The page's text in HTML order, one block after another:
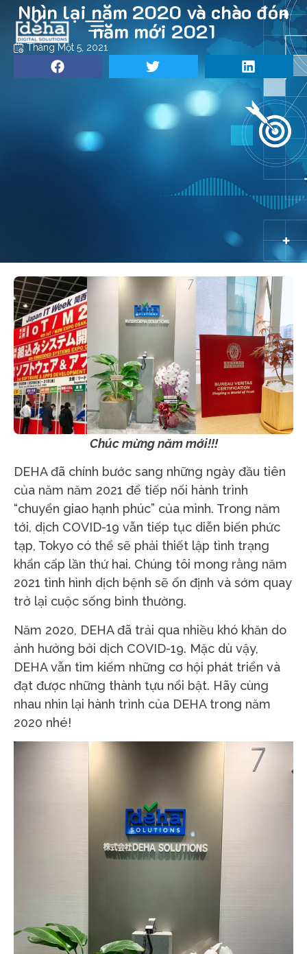
Nhìn lại năm 2020 và chào đón
năm mới 2021
Tháng Một 5, 2021
Chúc mừng năm mới!!!
DEHA đã chính bước sang những ngày đầu tiên
của năm năm 2021 để tiếp nối hành trình
“chuyển giao hạnh phúc” của mình. Trong năm
tới, dịch COVID-19 vẫn tiếp tục diễn biến phức
tạp, Tokyo có thể sẽ phải thiết lập tình trạng
khẩn cấp lần thứ hai. Chúng tôi mong rằng năm
2021 tình hình dịch bệnh sẽ ổn định và sớm quay
trở lại cuộc sống bình thường.
Năm 2020, DEHA đã trải qua nhiều khó khăn do
ảnh hưởng bởi dịch COVID-19. Mặc dù vậy,
DEHA vẫn tìm kiếm những cơ hội phát triển và
đạt được những thành tựu nổi bật. Hãy cùng
nhau nhìn lại hành trình của DEHA trong năm
2020 nhé!